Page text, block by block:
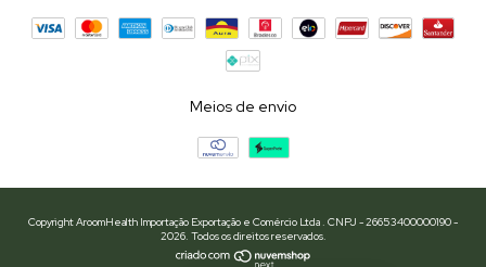
Meios de envio
Copyright AroomHealth Importação Exportação e Comércio Ltda . CNPJ - 26653400000190 -
2026. Todos os direitos reservados.